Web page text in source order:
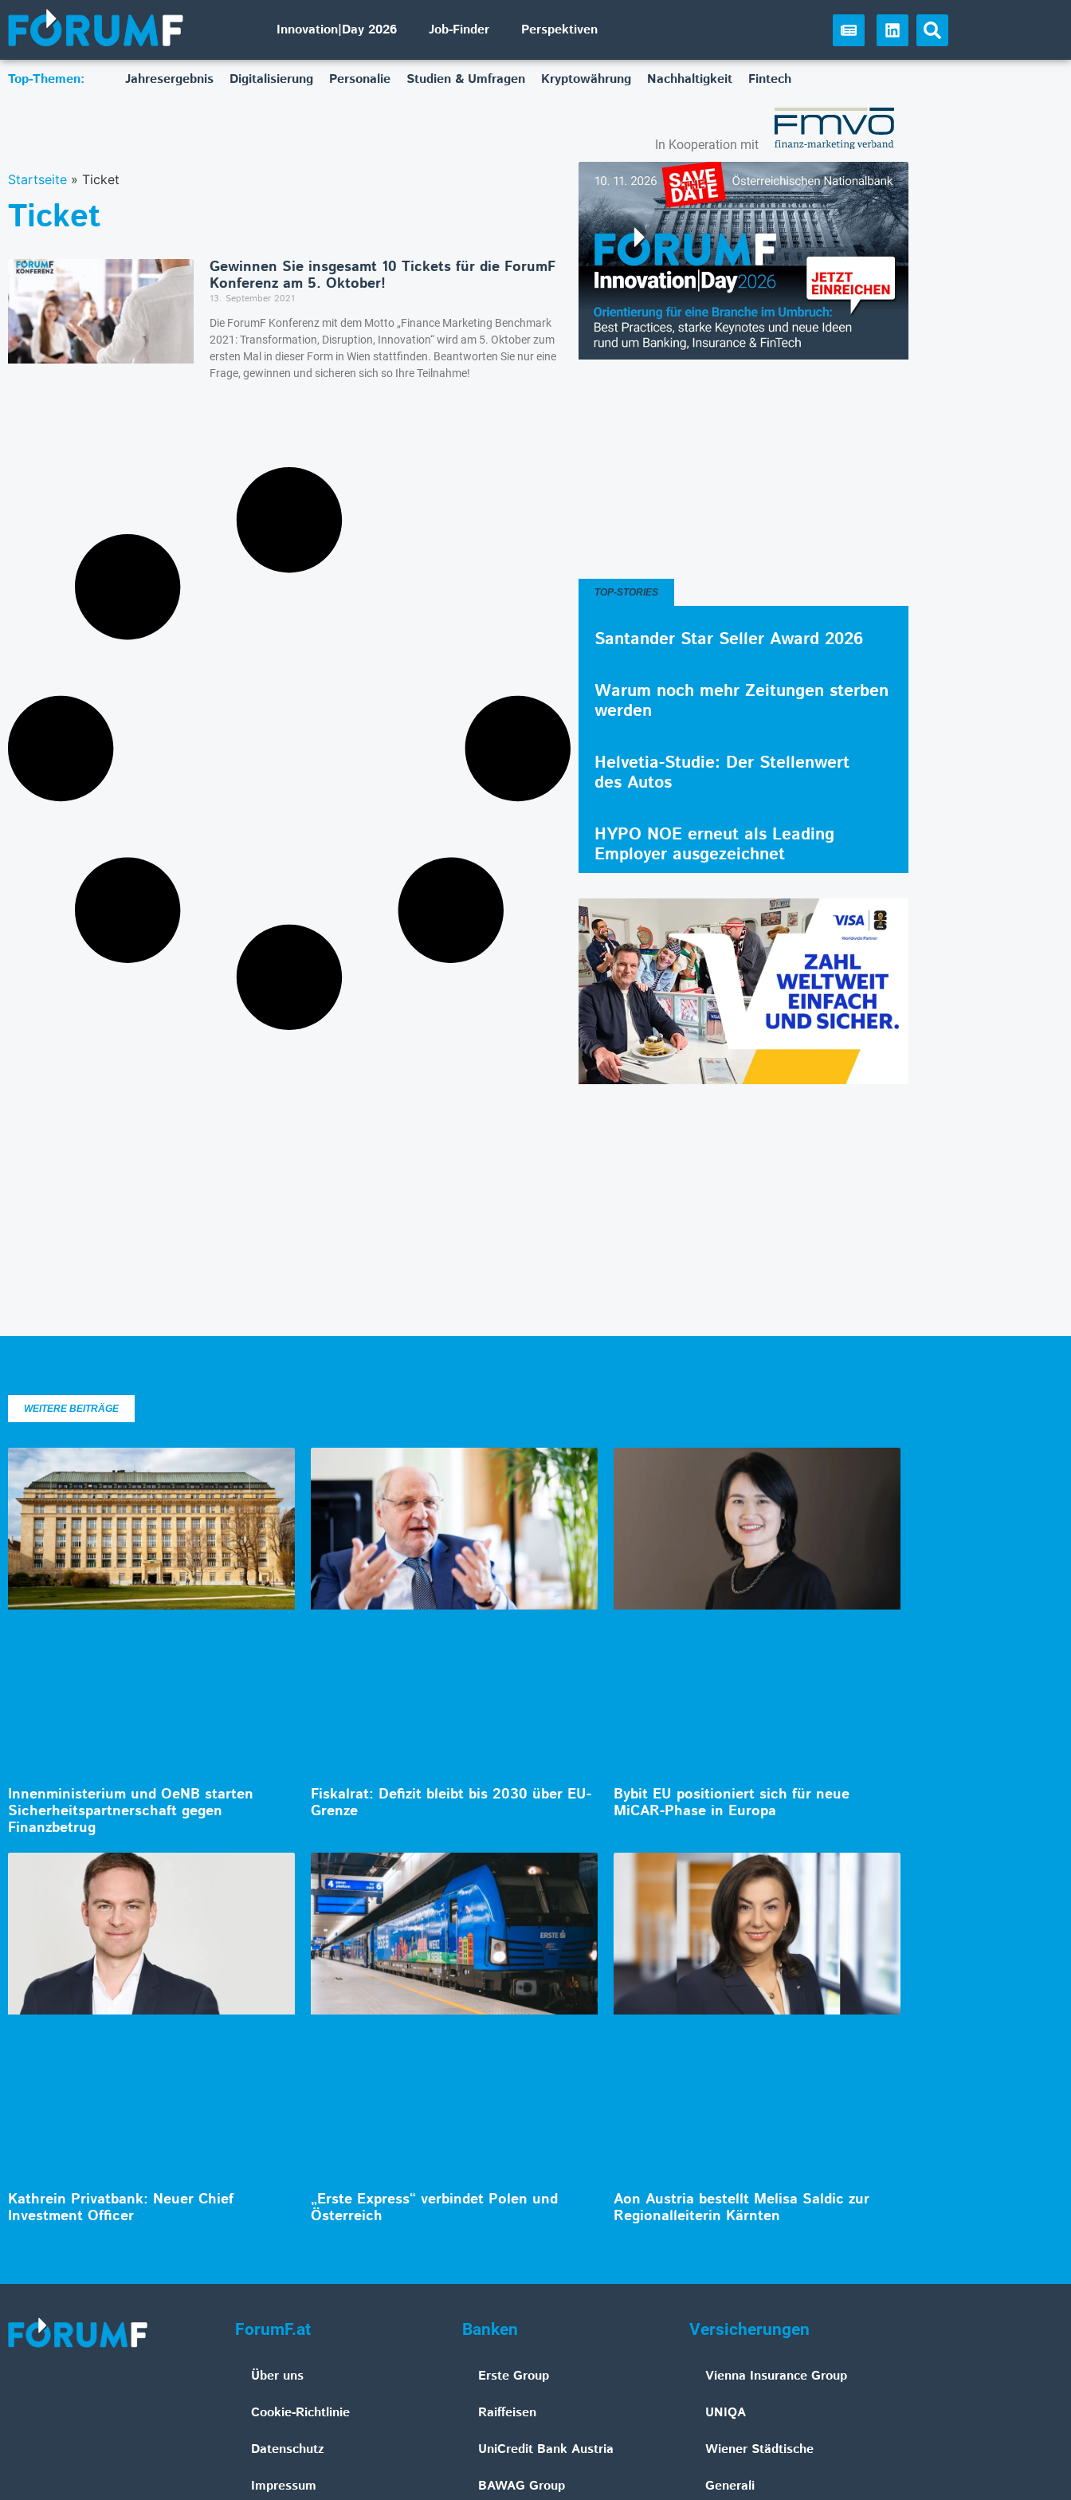
Innovation|Day 2026 Job-Finder Perspektiven
Top-Themen: Jahresergebnis Digitalisierung Personalie Studien & Umfragen Kryptowährung Nachhaltigkeit Fintech
In Kooperation mit
Startseite » Ticket
Ticket
Gewinnen Sie insgesamt 10 Tickets für die ForumF
Konferenz am 5. Oktober!
13. September 2021
Die ForumF Konferenz mit dem Motto „Finance Marketing Benchmark
2021: Transformation, Disruption, Innovation“ wird am 5. Oktober zum
ersten Mal in dieser Form in Wien stattfinden. Beantworten Sie nur eine
Frage, gewinnen und sicheren sich so Ihre Teilnahme!
TOP-STORIES
Santander Star Seller Award 2026
Warum noch mehr Zeitungen sterben
werden
Helvetia-Studie: Der Stellenwert
des Autos
HYPO NOE erneut als Leading
Employer ausgezeichnet
WEITERE BEITRÄGE
Innenministerium und OeNB starten
Sicherheitspartnerschaft gegen
Finanzbetrug
Fiskalrat: Defizit bleibt bis 2030 über EU-
Grenze
Bybit EU positioniert sich für neue
MiCAR-Phase in Europa
Kathrein Privatbank: Neuer Chief
Investment Officer
„Erste Express“ verbindet Polen und
Österreich
Aon Austria bestellt Melisa Saldic zur
Regionalleiterin Kärnten
ForumF.at
Über uns
Cookie-Richtlinie
Datenschutz
Impressum
Banken
Erste Group
Raiffeisen
UniCredit Bank Austria
BAWAG Group
Versicherungen
Vienna Insurance Group
UNIQA
Wiener Städtische
Generali